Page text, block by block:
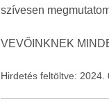
szívesen
VEVŐINKNEK
Hirdetés feltöltve: 2024.